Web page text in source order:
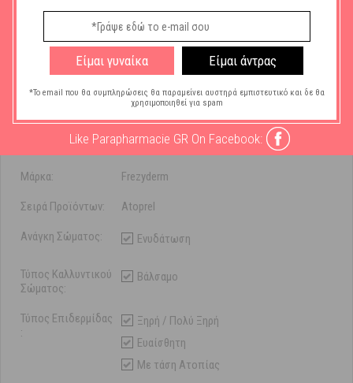
σύμφωνα με τις οδηγίες του ιατρού. Κατάλληλο για βρέφη, παιδιά,
Χαρακτηριστικά
Μάρκα: Frezyderm
Σειρά Προϊόντων: Atoprel
Ανάγκη Σώματος: Ενυδάτωση
Τύπος Καλλυντικού
Σώματος:
Βάλσαμο
Τύπος Επιδερμίδας
:
Ξηρή / Πολύ Ξηρή
Ευαίσθητη
Με τάση Ατοπίας
Είμαι γυναίκα Είμαι άντρας
*Το email που θα συμπληρώσεις θα παραμείνει αυστηρά εμπιστευτικό και δε θα
χρησιμοποιηθεί για spam
Like Parapharmacie GR On Facebook: